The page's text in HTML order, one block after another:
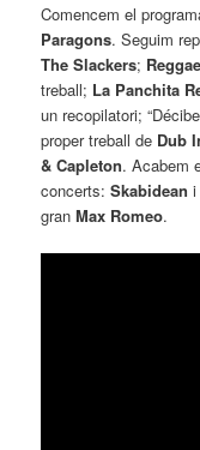
Comencem el
Paragons. Seguim
The Slackers;
treball; La Panchita
un recopilatori;
proper treball de Dub
& Capleton. Acabem
concerts:Skabidean
granMax Romeo.